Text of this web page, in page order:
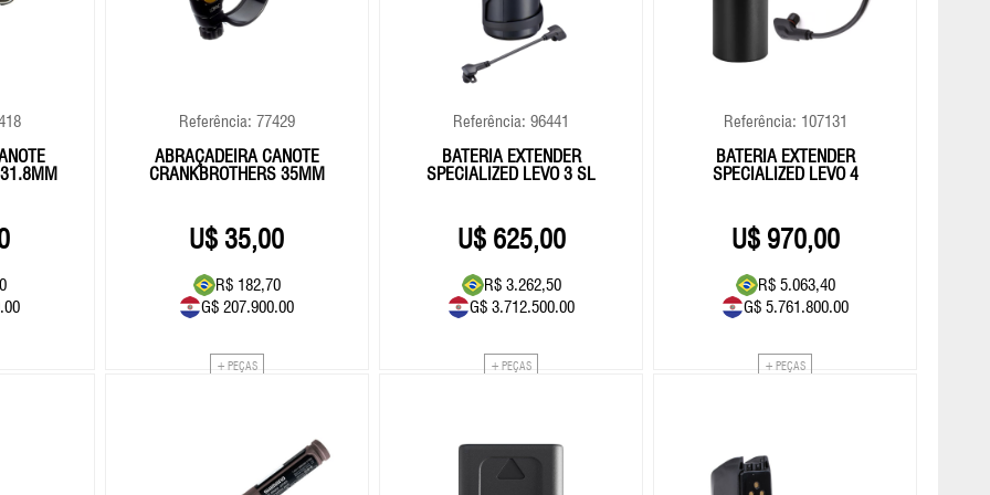
Kit Reparos Suspensão
Lubrificantes/Graxa
RapFire / Trigger / Sti
Rotores
Selim
Farol/Lanterna
GPS
Suporte Caramanhola
TransBike
31.8MM
Referência: 77429
ABRAÇADEIRA CANOTE
CRANKBROTHERS 35MM
35,00
R$ 182,70
G$ 207.900.00
+ PEÇAS
Referência: 96441
BATERIA EXTENDER
SPECIALIZED LEVO 3 SL
625,00
R$ 3.262,50
G$ 3.712.500.00
+ PEÇAS
Referência: 107131
BATERIA EXTENDER
SPECIALIZED LEVO 4
970,00
R$ 5.063,40
G$ 5.761.800.00
+ PEÇAS